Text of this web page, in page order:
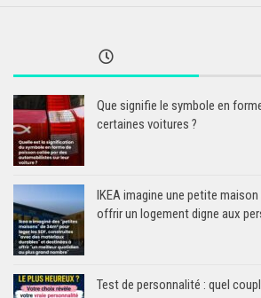
Que signifie le symbole en
certaines voitures ?
IKEA imagine une petite maison
offrir un logement digne aux
Test de personnalité : quel